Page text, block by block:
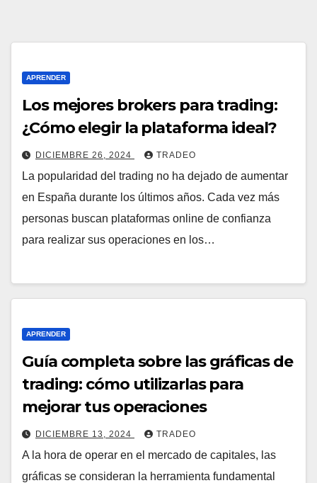
APRENDER
Los mejores brokers para trading:
¿Cómo elegir la plataforma ideal?
DICIEMBRE 26, 2024 TRADEO
La popularidad del trading no ha dejado de aumentar
en España durante los últimos años. Cada vez más
personas buscan plataformas online de confianza
para realizar sus operaciones en los…
APRENDER
Guía completa sobre las gráficas de
trading: cómo utilizarlas para
mejorar tus operaciones
DICIEMBRE 13, 2024 TRADEO
A la hora de operar en el mercado de capitales, las
gráficas se consideran la herramienta fundamental